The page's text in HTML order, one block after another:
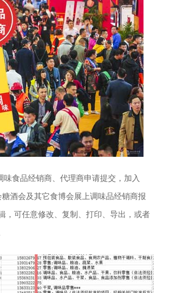
食品经销商、代理商申请提交，加入
酒会及其它食博会展上调味品经销商报
，可任意修改、复制、打印、导出，或者